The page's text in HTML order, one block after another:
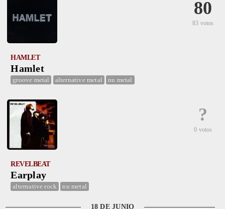
80
83 votos
HAMLET
Hamlet
groove metal alternative metal nu metal
?
0 votos
REVELBEAT
Earplay
alternative rock nu metal
18 DE JUNIO